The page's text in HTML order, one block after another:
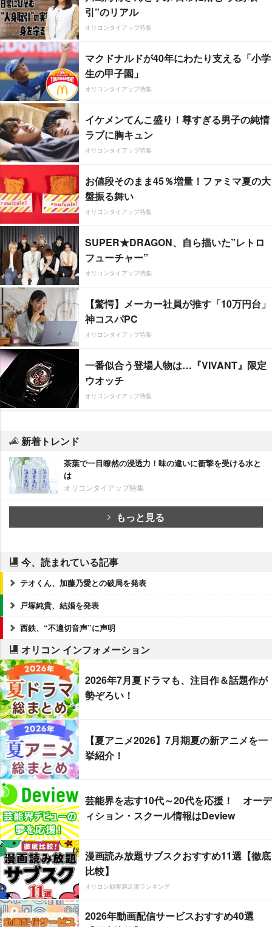
引”のリアル
オリコンタイアップ特集
マクドナルドが40年にわたり支える「小学
生の甲子園」
オリコンタイアップ特集
イケメンてんこ盛り！尊すぎる男子の純情
ラブに胸キュン
オリコンタイアップ特集
お値段そのまま45％増量！ファミマ夏の大
盤振る舞い
オリコンタイアップ特集
SUPER★DRAGON、自ら描いた”レトロ
フューチャー”
オリコンタイアップ特集
【驚愕】メーカー社員が推す「10万円台」
神コスパPC
オリコンタイアップ特集
一番似合う登場人物は…『VIVANT』限定
ウオッチ
オリコンタイアップ特集
新着トレンド
茶葉で一目瞭然の浸透力！味の違いに衝撃を受ける水と
は
オリコンタイアップ特集
もっと見る
今、読まれている記事
テオくん、加藤乃愛との破局を発表
戸塚純貴、結婚を発表
西鉄、“不適切音声”に声明
オリコン インフォメーション
2026年7月夏ドラマも、注目作＆話題作が
勢ぞろい！
【夏アニメ2026】7月期夏の新アニメを一
挙紹介！
芸能界を志す10代～20代を応援！ オーデ
ィション・スクール情報はDeview
漫画読み放題サブスクおすすめ11選【徹底
比較】
オリコン顧客満足度ランキング
2026年動画配信サービスおすすめ40選